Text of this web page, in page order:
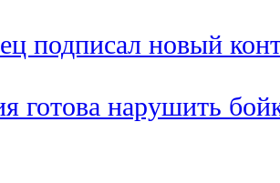
подписал новый
готова нарушить